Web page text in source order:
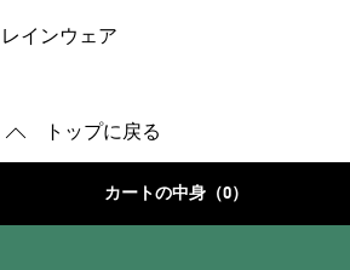
レインウェア
トップに戻る
カートの中身（0）